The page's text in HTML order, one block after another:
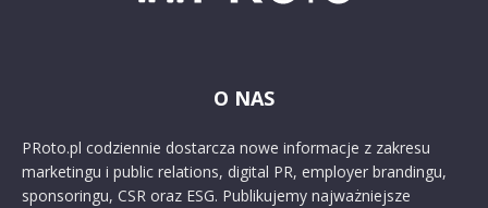
O NAS
PRoto.pl codziennie dostarcza nowe informacje z zakresu
marketingu i public relations, digital PR, employer brandingu,
sponsoringu, CSR oraz ESG. Publikujemy najważniejsze